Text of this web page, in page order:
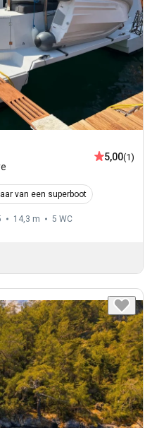
5,00(1)
van een superboot
14,3 m 5 WC